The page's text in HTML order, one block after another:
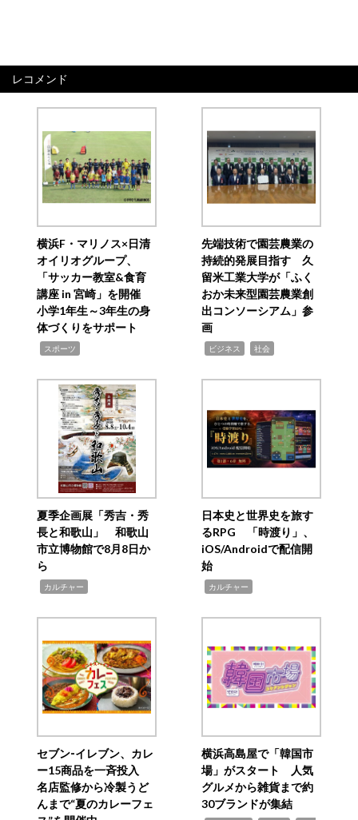
レコメンド
横浜F・マリノス×日清
オイリオグループ、
「サッカー教室&食育
講座 in 宮崎」を開催
小学1年生～3年生の身
体づくりをサポート
スポーツ
先端技術で園芸農業の
持続的発展目指す 久
留米工業大学が「ふく
おか未来型園芸農業創
出コンソーシアム」参
画
ビジネス 社会
夏季企画展「秀吉・秀
長と和歌山」 和歌山
市立博物館で8月8日か
ら
カルチャー
日本史と世界史を旅す
るRPG 「時渡り」、
iOS/Androidで配信開
始
カルチャー
セブン‐イレブン、カレ
ー15商品を一斉投入
名店監修から冷製うど
んまで“夏のカレーフェ
横浜高島屋で「韓国市
場」がスタート 人気
グルメから雑貨まで約
30ブランドが集結